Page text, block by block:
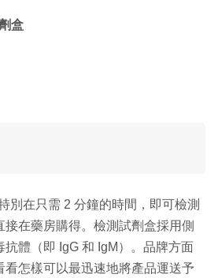
盒
別在只需 2 分鐘的時間，即可檢測
在藥房購得。檢測試劑盒採用側
體（即 IgG 和 IgM）。品牌方面
怎樣可以最迅速地將產品運送予